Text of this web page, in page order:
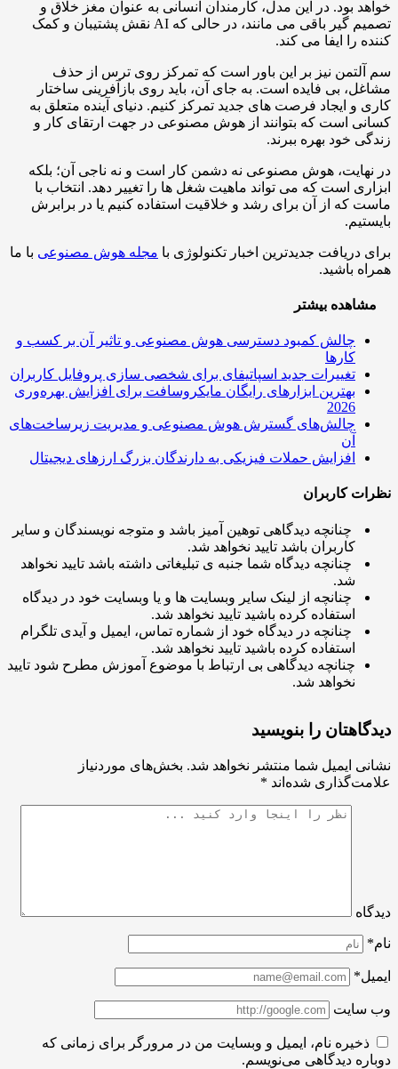
بود. در این مدل، کارمندان انسانی به عنوان مغز خلاق و
تصمیم گیر باقی می مانند، در حالی که AI نقش پشتیبان و کمک
را ایفا می کند.
نیز بر این باور است که تمرکز روی ترس از حذف
بی فایده است. به جای آن، باید روی بازآفرینی ساختار
و ایجاد فرصت های جدید تمرکز کنیم. دنیای آینده متعلق به
است که بتوانند از هوش مصنوعی در جهت ارتقای کار و
خود بهره ببرند.
هوش مصنوعی نه دشمن کار است و نه ناجی آن؛ بلکه
است که می تواند ماهیت شغل ها را تغییر دهد. انتخاب با
که از آن برای رشد و خلاقیت استفاده کنیم یا در برابرش
دریافت جدیدترین اخبار تکنولوژی با مجله هوش مصنوعیبا ما
باشید.
بیشتر
چالش کمبود دسترسی هوش مصنوعی و تاثیر آن بر کسب و
کارها
تغییرات جدید اسپاتیفای برای شخصی سازی پروفایل کاربران
بهترین ابزارهای رایگان مایکروسافت برای افزایش بهره‌وری
چالش‌های گسترش هوش مصنوعی و مدیریت زیرساخت‌های
افزایش حملات فیزیکی به دارندگان بزرگ ارزهای دیجیتال
کاربران
چنانچه دیدگاهی توهین آمیز باشد و متوجه نویسندگان و سایر
کاربران باشد تایید نخواهد شد.
چنانچه دیدگاه شما جنبه ی تبلیغاتی داشته باشد تایید نخواهد
چنانچه از لینک سایر وبسایت ها و یا وبسایت خود در دیدگاه
استفاده کرده باشید تایید نخواهد شد.
چنانچه در دیدگاه خود از شماره تماس، ایمیل و آیدی تلگرام
استفاده کرده باشید تایید نخواهد شد.
چنانچه دیدگاهی بی ارتباط با موضوع آموزش مطرح شود تایید
نخواهد شد.
را بنویسید
ایمیل شما منتشر نخواهد شد. بخش‌های موردنیاز
شده‌اند*
ذخیره نام، ایمیل و وبسایت من در مرورگر برای زمانی که
دیدگاهی می‌نویسم.